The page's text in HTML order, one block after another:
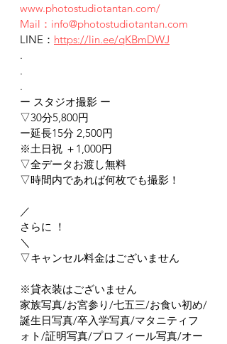
www.photostudiotantan.com/
Mail：info@photostudiotantan.com
LINE： https://lin.ee/qKBmDWJ
.
.
.
ー スタジオ撮影 ー
▽30分5,800円
ー延長15分 2,500円
※土日祝 ＋1,000円
▽全データお渡し無料
▽時間内であれば何枚でも撮影！
／
さらに ！
＼
▽キャンセル料金はございません
※貸衣装はございません
家族写真/お宮参り/七五三/お食い初め/
誕生日写真/卒入学写真/マタニティフ
ォト/証明写真/プロフィール写真/オー